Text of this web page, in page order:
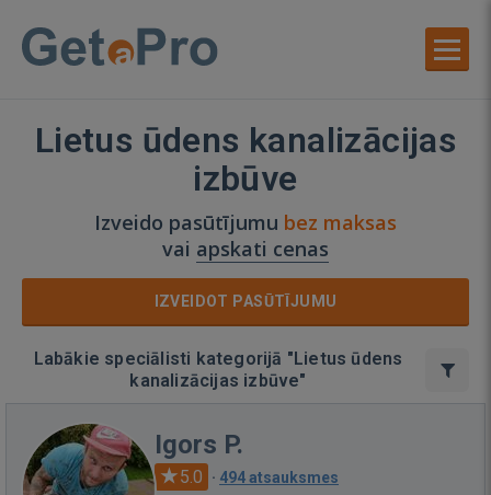
Lietus ūdens kanalizācijas
izbūve
Izveido pasūtījumu bez maksas
vai apskati cenas
IZVEIDOT PASŪTĪJUMU
Labākie speciālisti kategorijā "Lietus ūdens
kanalizācijas izbūve"
Igors P.
5.0 · 494 atsauksmes